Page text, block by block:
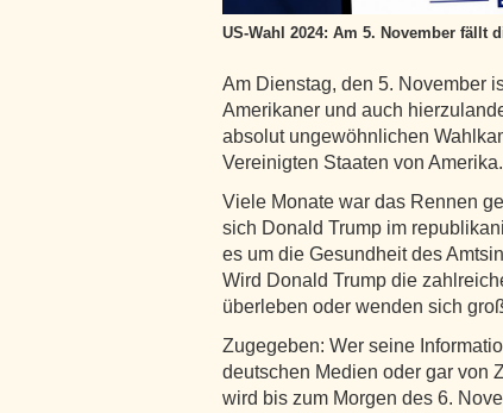
US-Wahl 2024: Am 5. November fällt
Am Dienstag, den 5. November
Amerikaner und auch
absolut ungewöhnlichen
Vereinigten Staaten von Amerika.
Viele Monate war das Rennen
sich Donald Trump im
es um die Gesundheit des
Wird Donald Trump die
überleben oder wenden sich
Zugegeben: Wer seine
deutschen Medien oder gar von
wird bis zum Morgen des 6.